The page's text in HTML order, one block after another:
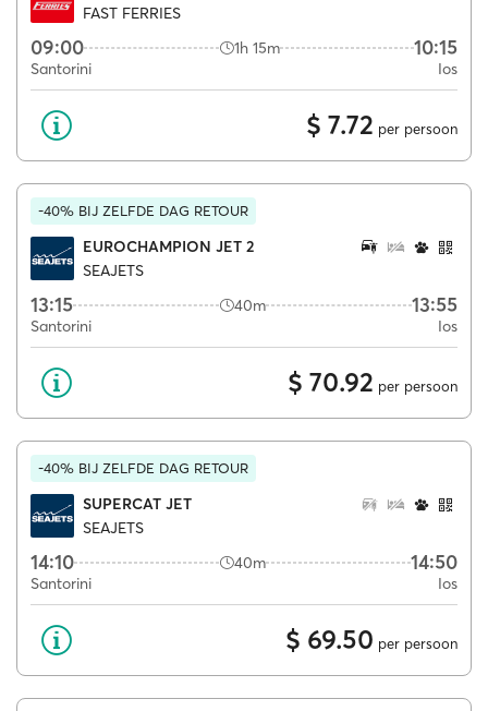
FAST FERRIES
09:00 1h 15m 10:15
Santorini Ios
$ 7.72 per persoon
-40% BIJ ZELFDE DAG RETOUR
EUROCHAMPION JET 2
SEAJETS
13:15 40m 13:55
Santorini Ios
$ 70.92 per persoon
-40% BIJ ZELFDE DAG RETOUR
SUPERCAT JET
SEAJETS
14:10 40m 14:50
Santorini Ios
$ 69.50 per persoon